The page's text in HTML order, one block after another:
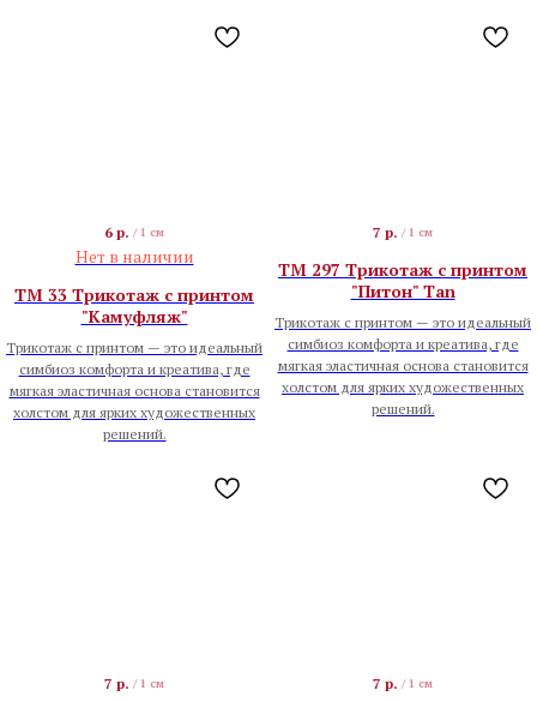
6 р. / 1 см
Нет в наличии
TM 33 Трикотаж с принтом
"Камуфляж"
Трикотаж с принтом — это идеальный
симбиоз комфорта и креатива, где
мягкая эластичная основа становится
холстом для ярких художественных
решений.
7 р. / 1 см
TM 297 Трикотаж с принтом
"Питон" Tan
Трикотаж с принтом — это идеальный
симбиоз комфорта и креатива, где
мягкая эластичная основа становится
холстом для ярких художественных
решений.
7 р. / 1 см 7 р. / 1 см